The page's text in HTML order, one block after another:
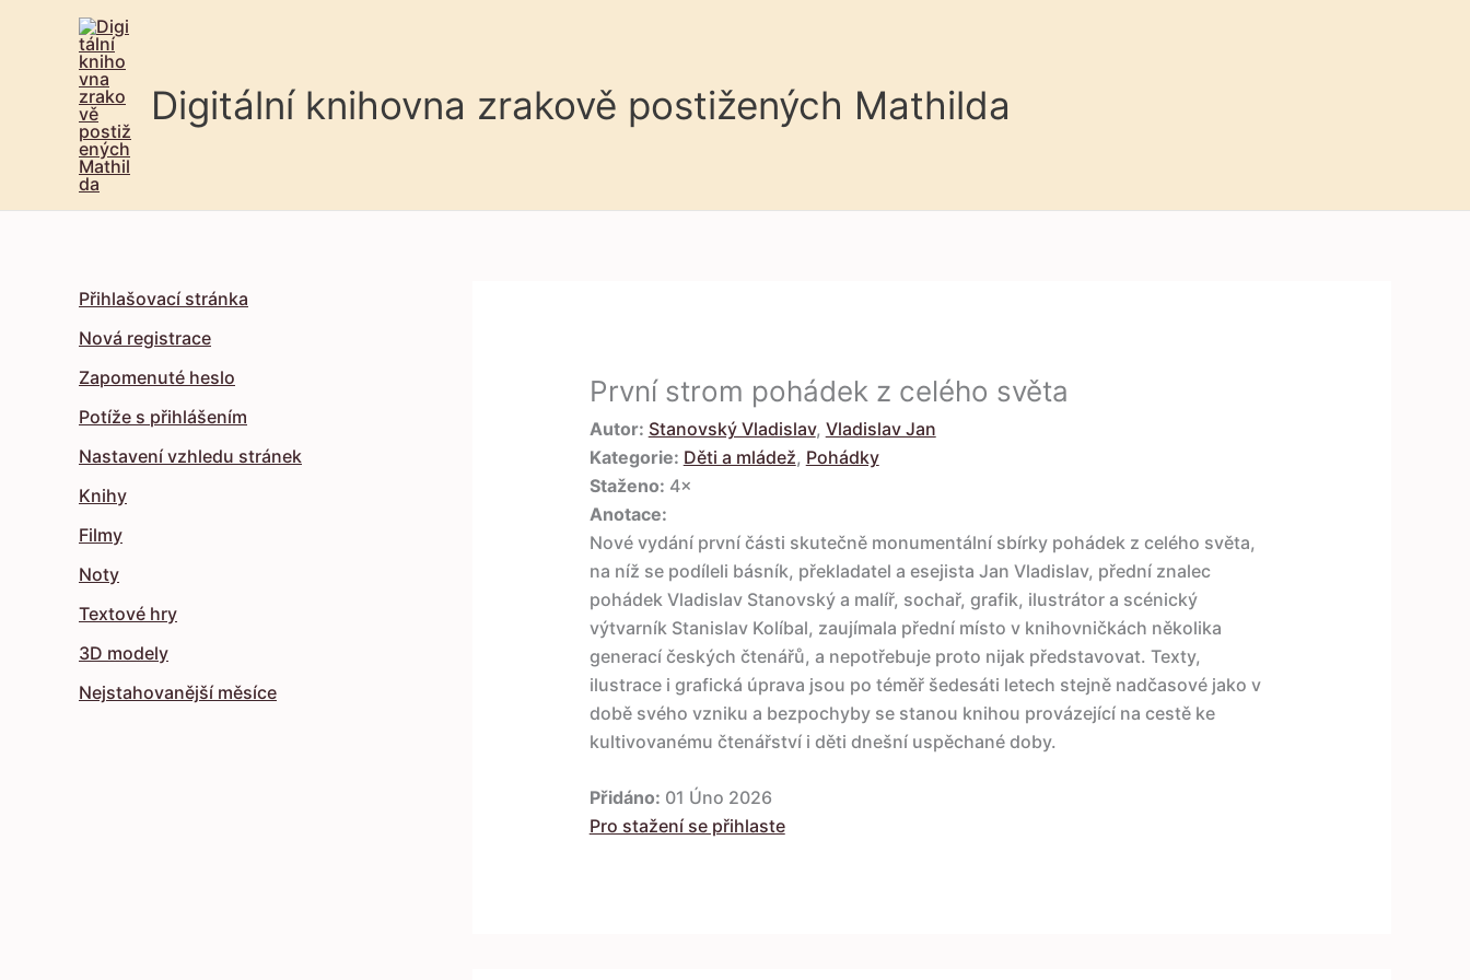
Digitální knihovna zrakově postižených Mathilda
Přihlašovací stránka
Nová registrace
Zapomenuté heslo
Potíže s přihlášením
Nastavení vzhledu stránek
Knihy
Filmy
Noty
Textové hry
3D modely
Nejstahovanější měsíce
První strom pohádek z celého světa
Autor: Stanovský Vladislav, Vladislav Jan
Kategorie: Děti a mládež, Pohádky
Staženo: 4×
Anotace:
Nové vydání první části skutečně monumentální sbírky pohádek z celého světa,
na níž se podíleli básník, překladatel a esejista Jan Vladislav, přední znalec
pohádek Vladislav Stanovský a malíř, sochař, grafik, ilustrátor a scénický
výtvarník Stanislav Kolíbal, zaujímala přední místo v knihovničkách několika
generací českých čtenářů, a nepotřebuje proto nijak představovat. Texty,
ilustrace i grafická úprava jsou po téměř šedesáti letech stejně nadčasové jako v
době svého vzniku a bezpochyby se stanou knihou provázející na cestě ke
kultivovanému čtenářství i děti dnešní uspěchané doby.
Přidáno: 01 Úno 2026
Pro stažení se přihlaste